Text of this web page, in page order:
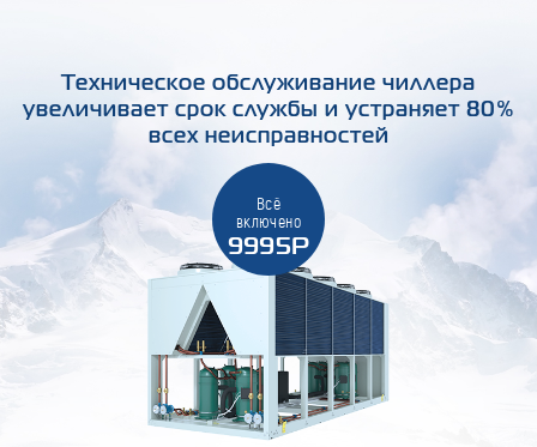
Техническое обслуживание чиллера
увеличивает срок службы и устраняет 80%
всех неисправностей
Всё
включено
9995Р